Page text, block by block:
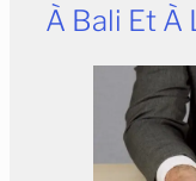
À Bali Et À